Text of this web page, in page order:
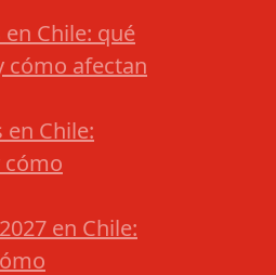
Chile: qué
cómo afectan
en Chile:
cómo
en Chile: